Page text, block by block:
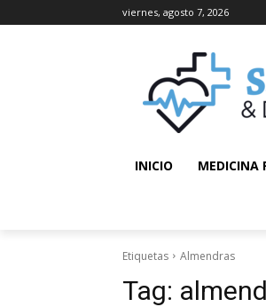
viernes, agosto 7, 2026
INICIO MEDICINA
Etiquetas Almendras
Tag: